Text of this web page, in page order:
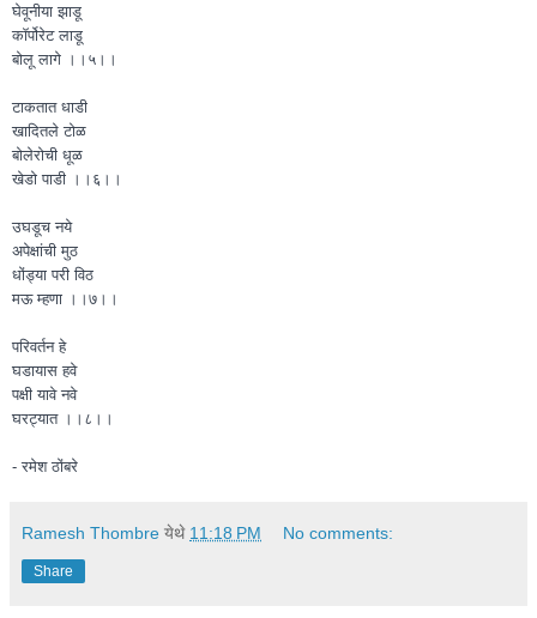
घेवूनीया झाडू
कॉर्पोरेट लाडू
बोलू लागे ।।५।।
टाकतात धाडी
खादितले टोळ
बोलेरोची धूळ
खेडो पाडी ।।६।।
उघडूच नये
अपेक्षांची मुठ
धोंड्या परी विठ
मऊ म्हणा ।।७।।
परिवर्तन हे
घडायास हवे
पक्षी यावे नवे
घरट्यात ।।८।।
- रमेश ठोंबरे
Ramesh Thombre येथे 11:18 PM No comments:
Share